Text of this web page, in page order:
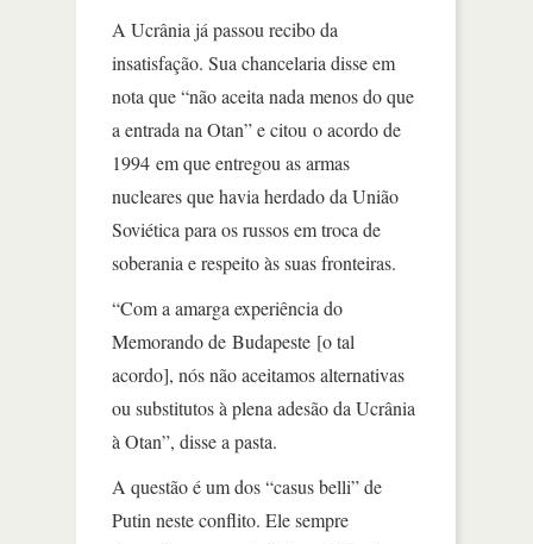
A Ucrânia já passou recibo da
insatisfação. Sua chancelaria disse em
nota que “não aceita nada menos do que
a entrada na Otan” e citou o acordo de
1994 em que entregou as armas
nucleares que havia herdado da União
Soviética para os russos em troca de
soberania e respeito às suas fronteiras.
“Com a amarga experiência do
Memorando de Budapeste [o tal
acordo], nós não aceitamos alternativas
ou substitutos à plena adesão da Ucrânia
à Otan”, disse a pasta.
A questão é um dos “casus belli” de
Putin neste conflito. Ele sempre